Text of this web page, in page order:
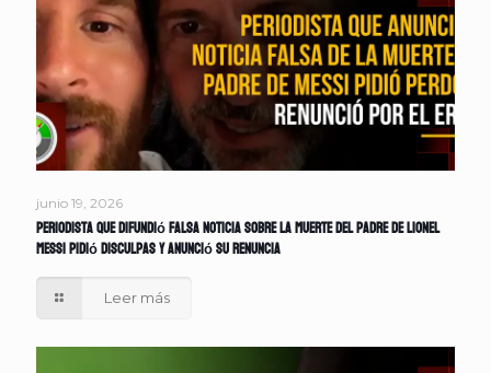
junio 19, 2026
Periodista que difundió falsa noticia sobre la muerte del padre de Lionel
Messi pidió disculpas y anunció su renuncia
Leer más